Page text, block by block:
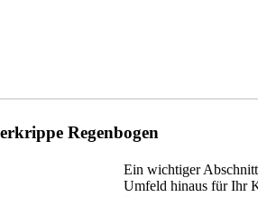
Regenbogen
Ein wichtiger
Umfeld hinaus für Ihr